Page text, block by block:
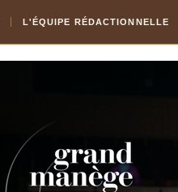
L'ÉQUIPE RÉDACTIONNELLE